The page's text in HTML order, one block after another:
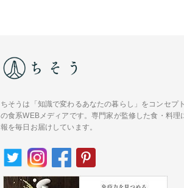
ちそうは「知識で変わるあなたの暮らし」をコンセプ
の食系WEBメディアです。専門家が監修した食・料理
報を毎日お届けしています。